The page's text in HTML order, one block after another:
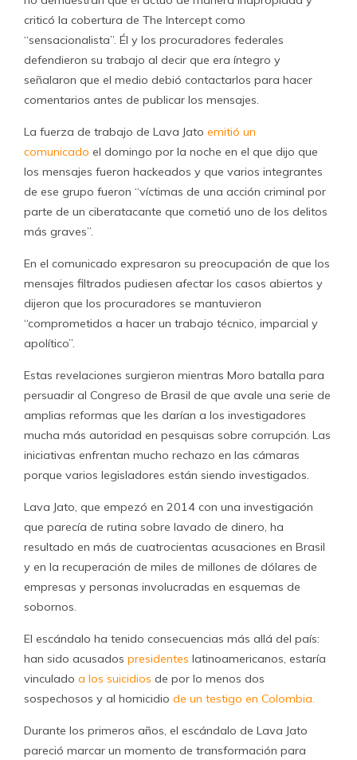
criticó la cobertura de The Intercept como
“sensacionalista”. Él y los procuradores federales
defendieron su trabajo al decir que era íntegro y
señalaron que el medio debió contactarlos para hacer
comentarios antes de publicar los mensajes.
La fuerza de trabajo de Lava Jato emitió un
comunicado el domingo por la noche en el que dijo que
los mensajes fueron hackeados y que varios integrantes
de ese grupo fueron “víctimas de una acción criminal por
parte de un ciberatacante que cometió uno de los delitos
más graves”.
En el comunicado expresaron su preocupación de que los
mensajes filtrados pudiesen afectar los casos abiertos y
dijeron que los procuradores se mantuvieron
“comprometidos a hacer un trabajo técnico, imparcial y
apolítico”.
Estas revelaciones surgieron mientras Moro batalla para
persuadir al Congreso de Brasil de que avale una serie de
amplias reformas que les darían a los investigadores
mucha más autoridad en pesquisas sobre corrupción. Las
iniciativas enfrentan mucho rechazo en las cámaras
porque varios legisladores están siendo investigados.
Lava Jato, que empezó en 2014 con una investigación
que parecía de rutina sobre lavado de dinero, ha
resultado en más de cuatrocientas acusaciones en Brasil
y en la recuperación de miles de millones de dólares de
empresas y personas involucradas en esquemas de
sobornos.
El escándalo ha tenido consecuencias más allá del país:
han sido acusados presidentes latinoamericanos, estaría
vinculado a los suicidios de por lo menos dos
sospechosos y al homicidio de un testigo en Colombia.
Durante los primeros años, el escándalo de Lava Jato
pareció marcar un momento de transformación para